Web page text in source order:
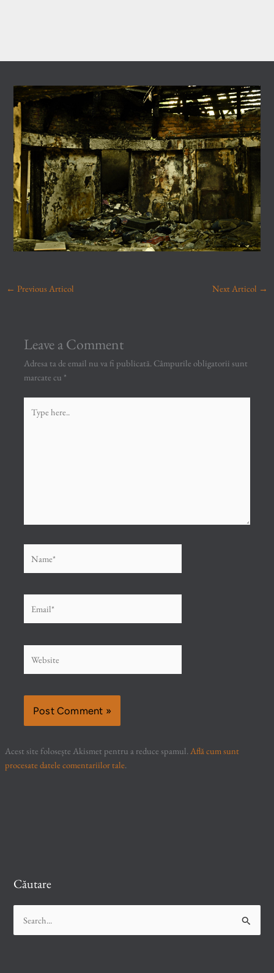
← Previous Articol Next Articol →
Leave a Comment
Adresa ta de email nu va fi publicată. Câmpurile obligatorii sunt
marcate cu *
here..
Acest site folosește Akismet pentru a reduce spamul.Află cum sunt
procesate datele comentariilor tale.
Căutare
e